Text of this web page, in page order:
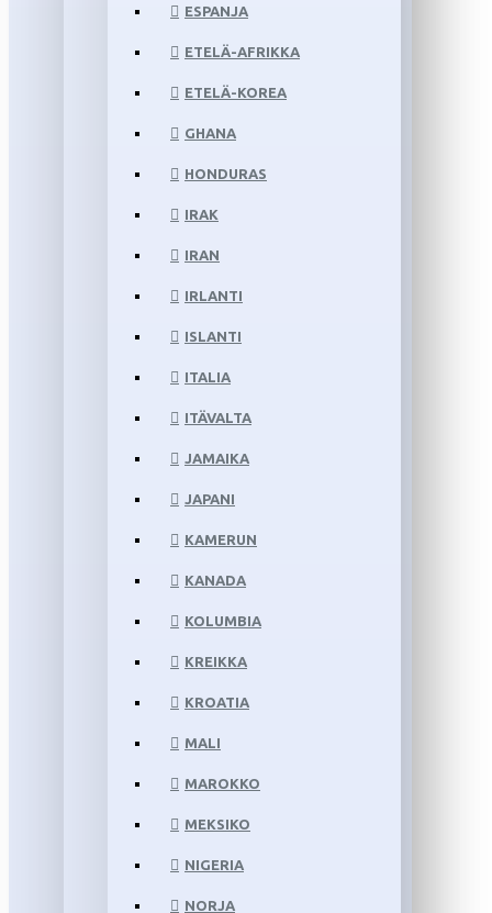
ESPANJA
ETELÄ-AFRIKKA
ETELÄ-KOREA
GHANA
HONDURAS
IRAK
IRAN
IRLANTI
ISLANTI
ITALIA
ITÄVALTA
JAMAIKA
JAPANI
KAMERUN
KANADA
KOLUMBIA
KREIKKA
KROATIA
MALI
MAROKKO
MEKSIKO
NIGERIA
NORJA